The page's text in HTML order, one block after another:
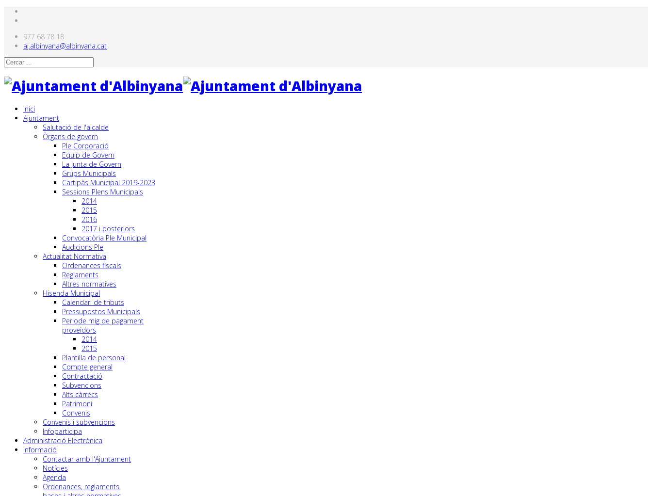
977 68 78 18
aj.albinyana@albinyana.cat
Inici
Ajuntament
Salutació de l'alcalde
Òrgans de govern
Ple Corporació
Equip de Govern
La Junta de Govern
Grups Municipals
Cartipàs Municipal 2019-2023
Sessions Plens Municipals
2014
2015
2016
2017 i posteriors
Convocatòria Ple Municipal
Audicions Ple
Actualitat Normativa
Ordenances fiscals
Reglaments
Altres normatives
Hisenda Municipal
Calendari de tributs
Pressupostos Municipals
Periode mig de pagament
proveidors
2014
2015
Plantilla de personal
Compte general
Contractació
Subvencions
Alts càrrecs
Patrimoni
Convenis
Convenis i subvencions
Infoparticipa
Administració Electrònica
Informació
Contactar amb l'Ajuntament
Notícies
Agenda
Ordenances, reglaments,